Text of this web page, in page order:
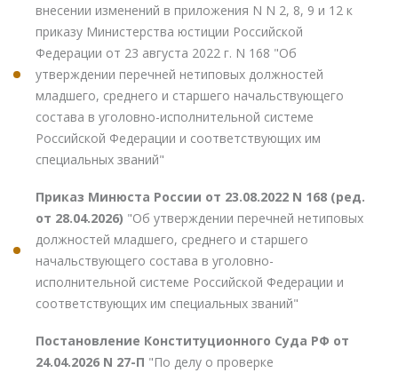
внесении изменений в приложения N N 2, 8, 9 и 12 к
приказу Министерства юстиции Российской
Федерации от 23 августа 2022 г. N 168 "Об
утверждении перечней нетиповых должностей
младшего, среднего и старшего начальствующего
состава в уголовно-исполнительной системе
Российской Федерации и соответствующих им
специальных званий"
Приказ Минюста России от 23.08.2022 N 168 (ред.
от 28.04.2026) "Об утверждении перечней нетиповых
должностей младшего, среднего и старшего
начальствующего состава в уголовно-
исполнительной системе Российской Федерации и
соответствующих им специальных званий"
Постановление Конституционного Суда РФ от
24.04.2026 N 27-П "По делу о проверке